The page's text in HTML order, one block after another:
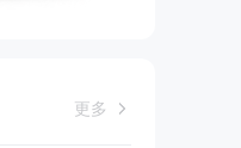
更多